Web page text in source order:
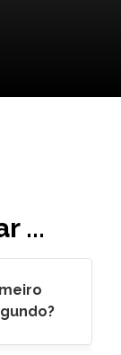
...